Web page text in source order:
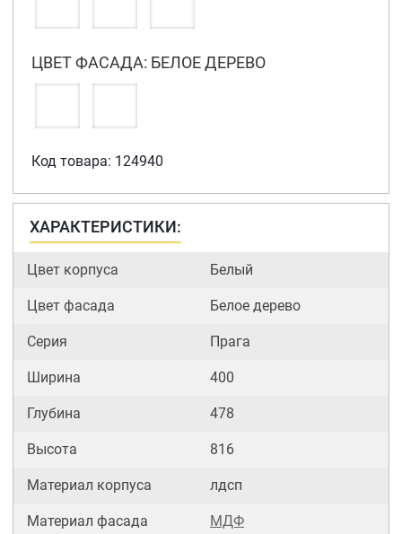
ЦВЕТ ФАСАДА: БЕЛОЕ ДЕРЕВО
Код товара: 124940
ХАРАКТЕРИСТИКИ:
Цвет корпуса Белый
Цвет фасада Белое дерево
Серия Прага
Ширина 400
Глубина 478
Высота 816
Материал корпуса лдсп
Материал фасада МДФ